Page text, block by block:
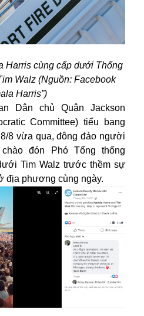
Harris cùng cấp dưới Thống
Walz (Nguồn: Facebook
Harris”)
Dân chủ Quận Jackson
Committee) tiểu bang
8 vừa qua, đông đảo người
đón Phó Tổng thống
Tim Walz trước thềm sự
địa phương cùng ngày.